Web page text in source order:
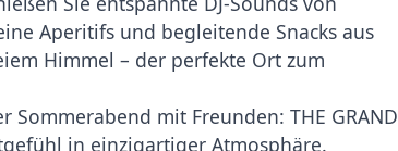
Aperitifs und begleitende Snacks aus
Himmel – der perfekte Ort zum
mit Freunden: THE GRAND
in einzigartiger Atmosphäre.